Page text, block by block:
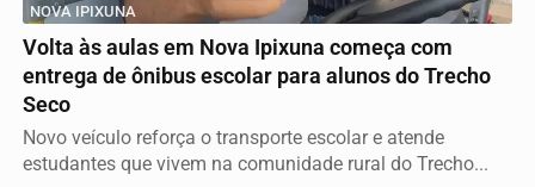
NOVA IPIXUNA
Volta às aulas em Nova Ipixuna começa com
entrega de ônibus escolar para alunos do Trecho
Seco
Novo veículo reforça o transporte escolar e atende
estudantes que vivem na comunidade rural do Trecho...